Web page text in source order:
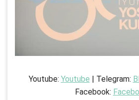
Youtube: Youtube | Telegram:
Facebook: